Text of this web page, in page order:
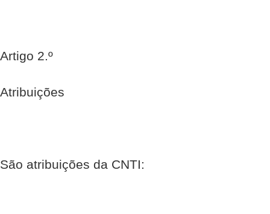
Artigo 2.º
Atribuições
São atribuições da CNTI: